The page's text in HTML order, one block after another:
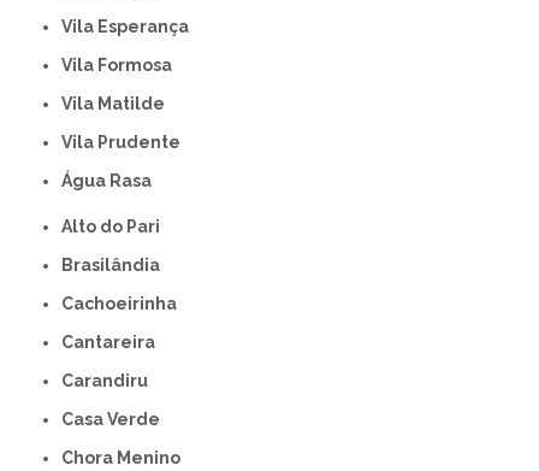
Vila Esperança
Vila Formosa
Vila Matilde
Vila Prudente
Água Rasa
Alto do Pari
Brasilândia
Cachoeirinha
Cantareira
Carandiru
Casa Verde
Chora Menino